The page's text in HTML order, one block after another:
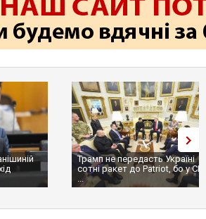
Трамп не передасть Україні
сотні ракет до Patriot, бо у
...